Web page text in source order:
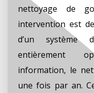
nettoyage de
intervention est
d’un système
entièrement
information, le
une fois par an.